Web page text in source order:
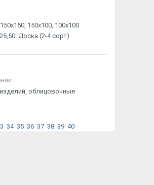
150х100, 100х100.
Доска (2-4 сорт)
облицовочные
34 35 36 37 38 39 40